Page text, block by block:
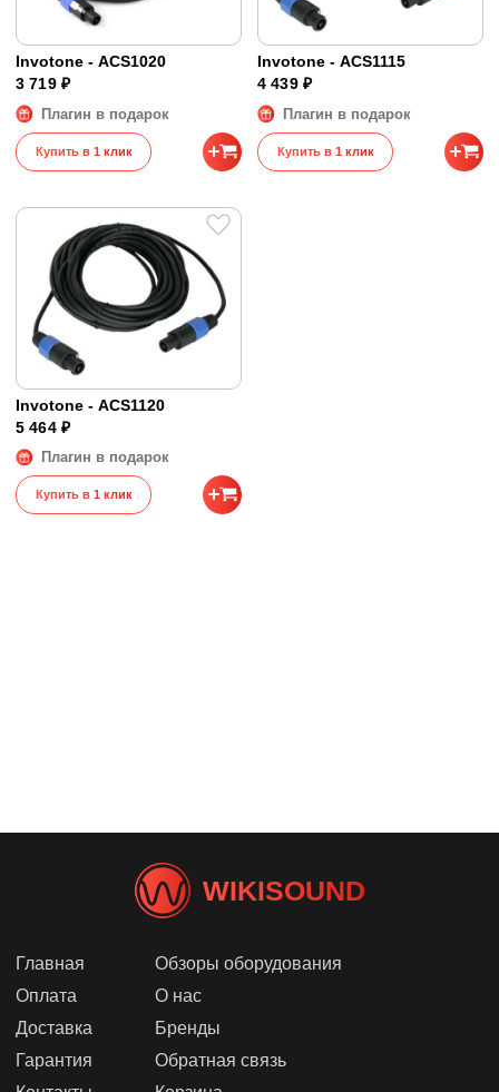
Invotone - ACS1020
3 719 ₽
Плагин в подарок
Купить в 1 клик
Invotone - ACS1115
4 439 ₽
Плагин в подарок
Купить в 1 клик
Invotone - ACS1120
5 464 ₽
Плагин в подарок
Купить в 1 клик
WIKISOUND
Главная
Оплата
Доставка
Гарантия
Обзоры оборудования
О нас
Бренды
Обратная связь